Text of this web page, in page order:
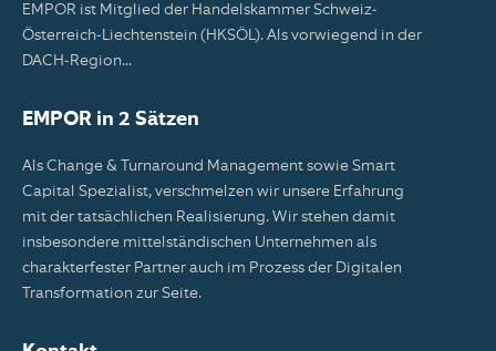
EMPOR ist Mitglied der Handelskammer Schweiz-
Österreich-Liechtenstein (HKSÖL). Als vorwiegend in der
DACH-Region...
EMPOR in 2 Sätzen
Als Change & Turnaround Management sowie Smart
Capital Spezialist, verschmelzen wir unsere Erfahrung
mit der tatsächlichen Realisierung. Wir stehen damit
insbesondere mittelständischen Unternehmen als
charakterfester Partner auch im Prozess der Digitalen
Transformation zur Seite.